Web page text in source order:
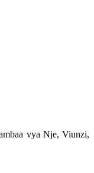
vya Nje, Viunzi,